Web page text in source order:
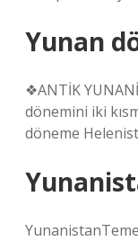
Yunan
❖ANTİK
dönemini iki
döneme